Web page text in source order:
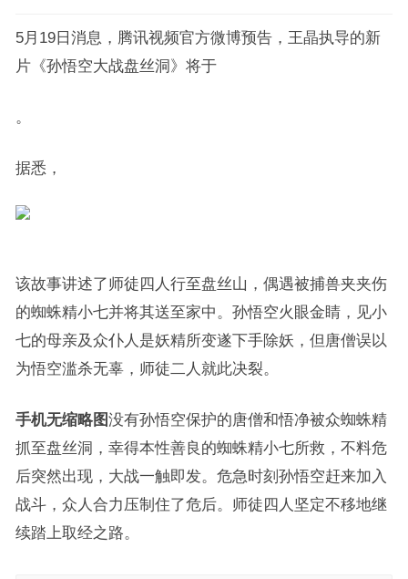
5月19日消息，腾讯视频官方微博预告，王晶执导的新
片《孙悟空大战盘丝洞》将于
。
据悉，
该故事讲述了师徒四人行至盘丝山，偶遇被捕兽夹夹伤
的蜘蛛精小七并将其送至家中。孙悟空火眼金睛，见小
七的母亲及众仆人是妖精所变遂下手除妖，但唐僧误以
为悟空滥杀无辜，师徒二人就此决裂。
手机无缩略图没有孙悟空保护的唐僧和悟净被众蜘蛛精
抓至盘丝洞，幸得本性善良的蜘蛛精小七所救，不料危
后突然出现，大战一触即发。危急时刻孙悟空赶来加入
战斗，众人合力压制住了危后。师徒四人坚定不移地继
续踏上取经之路。